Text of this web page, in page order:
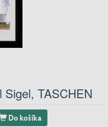
Sigel, TASCHEN
Do košíka